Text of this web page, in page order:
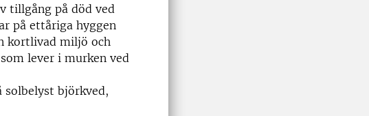
tillgång på död ved
på ettåriga hyggen
kortlivad miljö och
lever i murken ved
solbelyst björkved,